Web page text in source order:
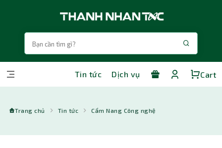
Tin tức Dịch vụ Cart
Trang chủ Tin tức Cẩm Nang Công nghệ